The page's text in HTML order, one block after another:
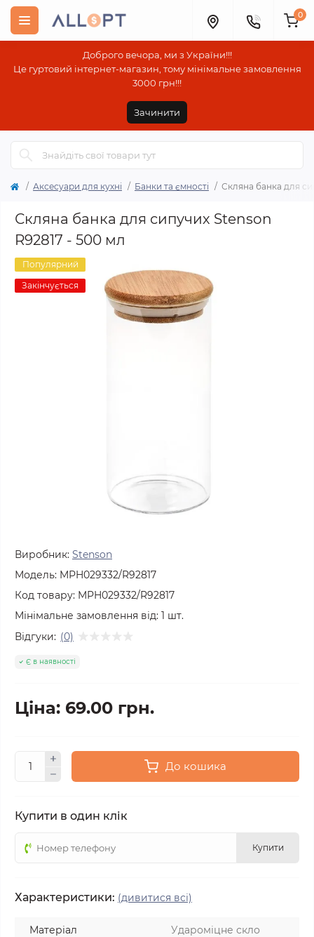
Доброго вечора, ми з України!!!
Це гуртовий інтернет-магазин, тому мінімальне замовлення
3000 грн!!!
Зачинити
0
Аксесуари для кухні Банки та ємності Скляна банка для
Скляна банка для сипучих Stenson
R92817 - 500 мл
Популярний
Закінчується
Виробник: Stenson
Модель: MPH029332/R92817
Код товару: MPH029332/R92817
Мінімальне замовлення від: 1 шт.
Відгуки: (0)
Є в наявності
Ціна: 69.00 грн.
До кошика
Купити в один клік
Купити
Характеристики: (дивитися всі)
Матеріал
Удароміцне скло